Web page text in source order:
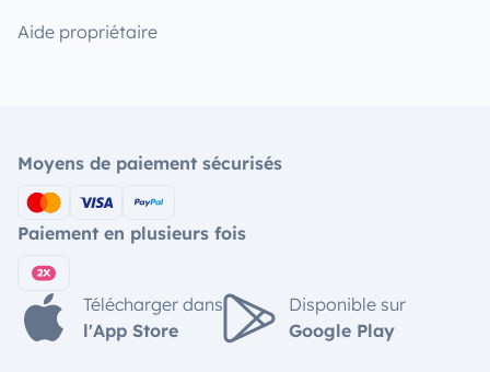
Aide propriétaire
Moyens de paiement sécurisés
Paiement en plusieurs fois
Télécharger dans
l'App Store
Disponible sur
Google Play